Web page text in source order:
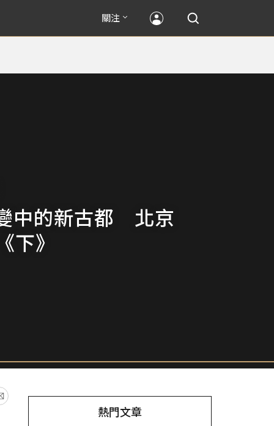
關注
中的新古都 北京
下》
熱門文章